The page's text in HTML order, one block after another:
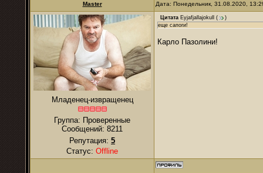
Master Дата: Понедельник, 31.08.2020,
Младенец-извращенец
Группа: Проверенные
Сообщений: 8211
Репутация: 5
Статус: Offline
Цитата Eyjafjallajokull (
)
еще сапоги!
Карло Пазолини!